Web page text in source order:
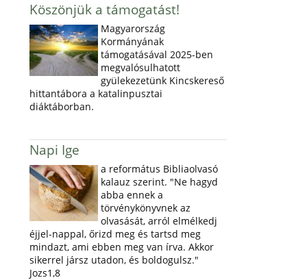
Köszönjük a támogatást!
Magyarország
Kormányának
támogatásával 2025-ben
megvalósulhatott
gyülekezetünk Kincskereső
hittantábora a katalinpusztai
diáktáborban.
Napi Ige
a református Bibliaolvasó
kalauz szerint. "Ne hagyd
abba ennek a
törvénykönyvnek az
olvasását, arról elmélkedj
éjjel-nappal, őrizd meg és tartsd meg
mindazt, ami ebben meg van írva. Akkor
sikerrel jársz utadon, és boldogulsz."
Jozs1,8